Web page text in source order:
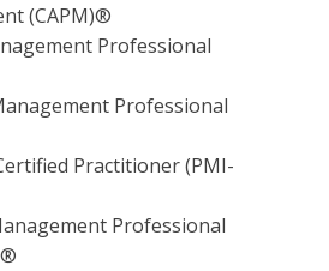
(CAPM)®
Professional
Professional
Practitioner (PMI-
Professional